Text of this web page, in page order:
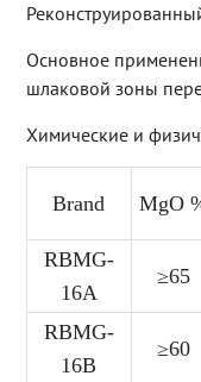
Основное
шлаковой зоны
Химические и
Brand MgO
RBMG-
16A
≥65
RBMG-
16B
≥60